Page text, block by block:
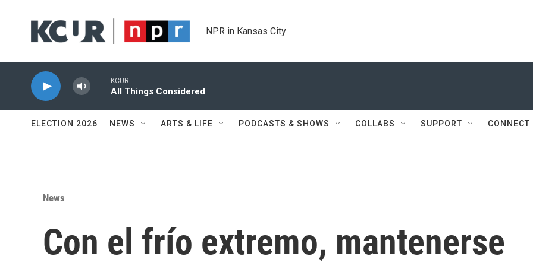
NPR in Kansas City
KCUR
All Things Considered
ELECTION 2026 NEWS ARTS & LIFE PODCASTS & SHOWS COLLABS SUPPORT CONNECT
News
Con el frío extremo, mantenerse